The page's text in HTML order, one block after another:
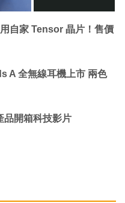
自家 Tensor 晶片！售價
A 全無線耳機上市 兩色
品開箱科技影片